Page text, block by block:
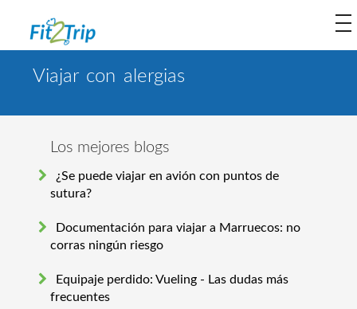
Viajar con alergias
Los mejores blogs
¿Se puede viajar en avión con puntos de
sutura?
Documentación para viajar a Marruecos: no
corras ningún riesgo
Equipaje perdido: Vueling - Las dudas más
frecuentes